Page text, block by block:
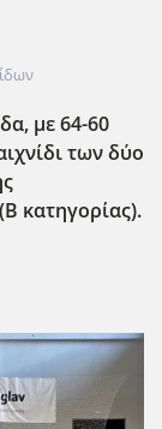
με 64-60
των δύο
κατηγορίας).